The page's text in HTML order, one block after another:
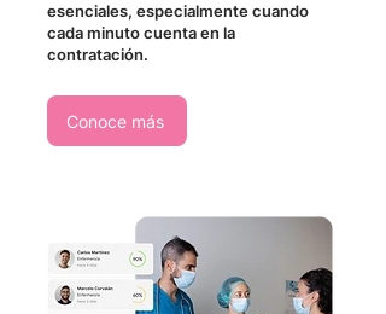
esenciales, especialmente cuando
cada minuto cuenta en la
contratación.
Conoce más